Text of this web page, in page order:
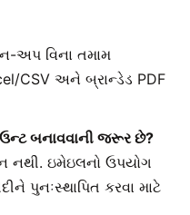
અપ વિના તમામ
CSV અને બ્રાન્ડેડ PDF
બનાવવાની જરૂર છે?
નથી. ઇમેઇલનો ઉપયોગ
પુનઃસ્થાપિત કરવા માટે